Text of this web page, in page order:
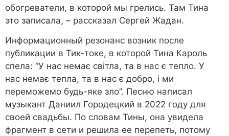
обогреватели, в которой мы грелись. Там Тина
это записала, – рассказал Сергей Жадан.
Информационный резонанс возник после
публикации в Тик-токе, в которой Тина Кароль
спела: “У нас немає світла, та в нас є тепло. У
нас немає тепла, та в нас є добро, і ми
переможемо будь-яке зло”. Песню написал
музыкант Даниил Городецкий в 2022 году для
своей свадьбы. По словам Тины, она увидела
фрагмент в сети и решила ее перепеть, потому